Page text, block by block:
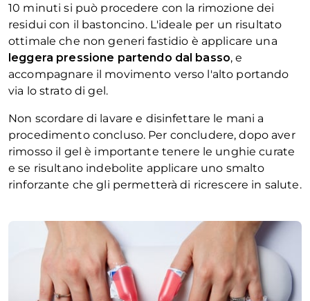
10 minuti si può procedere con la rimozione dei
residui con il bastoncino. L'ideale per un risultato
ottimale che non generi fastidio è applicare una
leggera pressione partendo dal basso, e
accompagnare il movimento verso l'alto portando
via lo strato di gel.
Non scordare di lavare e disinfettare le mani a
procedimento concluso. Per concludere, dopo aver
rimosso il gel è importante tenere le unghie curate
e se risultano indebolite applicare uno smalto
rinforzante che gli permetterà di ricrescere in salute.